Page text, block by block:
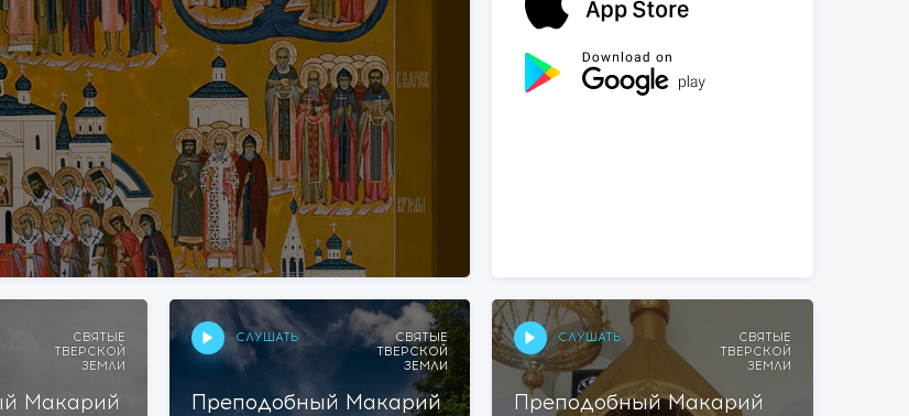
СВЯТЫЕ
ТВЕРСКОЙ
ЗЕМЛИ
Макарий
СЛУШАТЬ
СВЯТЫЕ
ТВЕРСКОЙ
ЗЕМЛИ
Преподобный Макарий
СЛУШАТЬ
СВЯТЫЕ
ТВЕРСКОЙ
ЗЕМЛИ
Преподобный Макарий